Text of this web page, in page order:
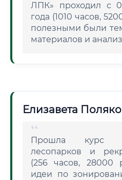
ЛПК» проходил с
года (1010 часов,
полезными были
материалов и
Елизавета
Прошла курс
лесопарков и
(256 часов, 28000
идеи по